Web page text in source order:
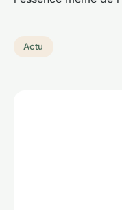
Actu